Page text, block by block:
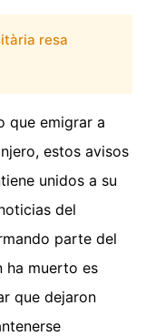
resa
que emigrar a
estos avisos
unidos a su
del
parte del
ha muerto es
que dejaron